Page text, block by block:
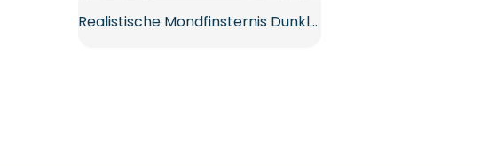
Realistische Mondfinsternis Dunkler Schatten Kosmisches Ereignis Kostenloses PNG